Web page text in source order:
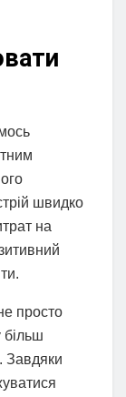
швидко
на
просто
більш
Завдяки